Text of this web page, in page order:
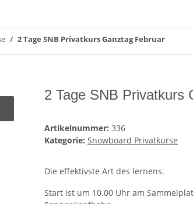
2 Tage SNB Privatkurs Ganztag Februar
2 Tage SNB Privatkurs
Artikelnummer: 336
Kategorie: Snowboard Privatkurse
Die effektivste Art des lernens.
Start ist um 10.00 Uhr am